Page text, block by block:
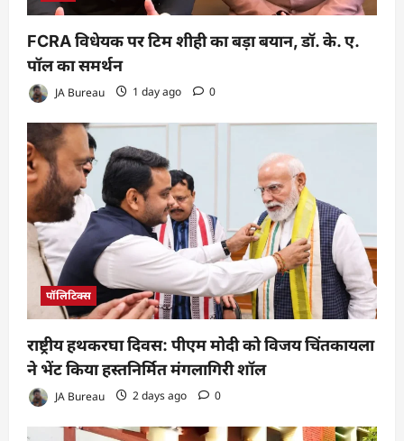
FCRA विधेयक पर टिम शीही का बड़ा बयान, डॉ. के. ए.
पॉल का समर्थन
JA Bureau 1 day ago 0
पॉलिटिक्स
राष्ट्रीय हथकरघा दिवस: पीएम मोदी को विजय चिंतकायला
ने भेंट किया हस्तनिर्मित मंगलागिरी शॉल
JA Bureau 2 days ago 0